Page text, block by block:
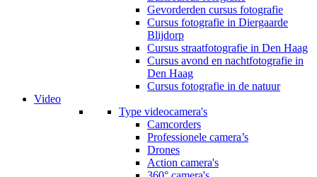
Gevorderden cursus fotografie
Cursus fotografie in Diergaarde
Blijdorp
Cursus straatfotografie in Den Haag
Cursus avond en nachtfotografie in
Den Haag
Cursus fotografie in de natuur
Video
Type videocamera's
Camcorders
Professionele camera’s
Drones
Action camera's